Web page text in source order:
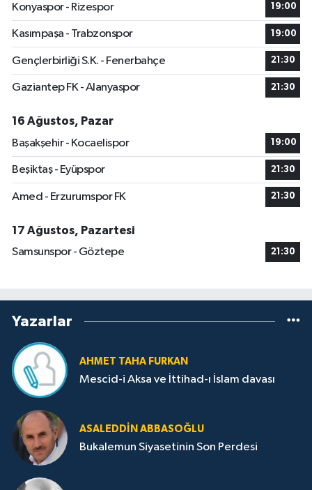
Konyaspor - Rizespor
19:00
Kasımpaşa - Trabzonspor 19:00
Gençlerbirliği S.K. - Fenerbahçe 21:30
Gaziantep FK - Alanyaspor 21:30
16 Ağustos, Pazar
Başakşehir - Kocaelispor
19:00
Beşiktaş - Eyüpspor 21:30
Amed - Erzurumspor FK 21:30
17 Ağustos, Pazartesi
Samsunspor - Göztepe
21:30
Yazarlar
AHMET TAHA FURKAN
Mescid-i Aksa ve İttihad-ı İslam davası
ASALEDDIN ABBASOĞLU
Bukalemun Siyasetinin Son Perdesi